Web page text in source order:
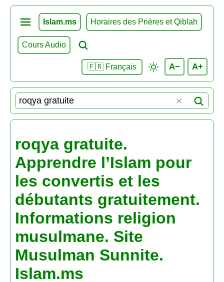
Islam.ms Horaires des Prières et Qiblah
Cours Audio
🇫🇷 Français A− A+
roqya gratuite.
Apprendre l’Islam pour
les convertis et les
débutants gratuitement.
Informations religion
musulmane. Site
Musulman Sunnite.
Islam.ms